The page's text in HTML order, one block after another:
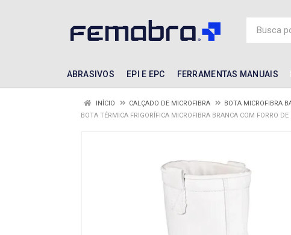
ABRASIVOS EPI E EPC FERRAMENTAS MANUAIS
INÍCIO CALÇADO DE MICROFIBRA
BOTA MICROFIBRA
BOTA TÉRMICA FRIGORÍFICA MICROFIBRA BRANCA COM FORRO